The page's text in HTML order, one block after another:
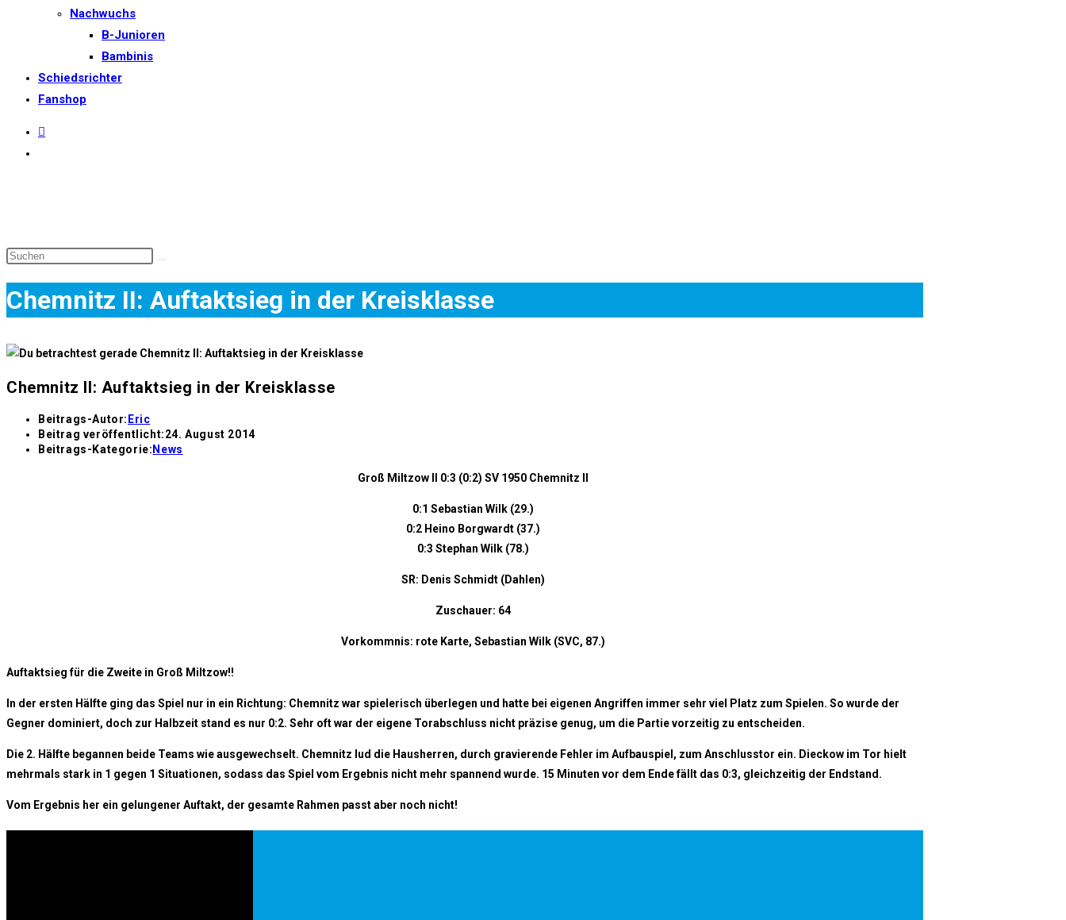
Nachwuchs
B-Junioren
Bambinis
Schiedsrichter
Fanshop
Chemnitz II: Auftaktsieg in der Kreisklasse
Chemnitz II: Auftaktsieg in der Kreisklasse
Beitrags-Autor: Eric
Beitrag veröffentlicht:24. August 2014
Beitrags-Kategorie: News
Groß Miltzow II 0:3 (0:2) SV 1950 Chemnitz II
0:1 Sebastian Wilk (29.)
0:2 Heino Borgwardt (37.)
0:3 Stephan Wilk (78.)
SR: Denis Schmidt (Dahlen)
Zuschauer: 64
Vorkommnis: rote Karte, Sebastian Wilk (SVC, 87.)
Auftaktsieg für die Zweite in Groß Miltzow!!
In der ersten Hälfte ging das Spiel nur in ein Richtung: Chemnitz war spielerisch überlegen und hatte bei eigenen Angriffen immer sehr viel Platz zum Spielen. So wurde der
Gegner dominiert, doch zur Halbzeit stand es nur 0:2. Sehr oft war der eigene Torabschluss nicht präzise genug, um die Partie vorzeitig zu entscheiden.
Die 2. Hälfte begannen beide Teams wie ausgewechselt. Chemnitz lud die Hausherren, durch gravierende Fehler im Aufbauspiel, zum Anschlusstor ein. Dieckow im Tor hielt
mehrmals stark in 1 gegen 1 Situationen, sodass das Spiel vom Ergebnis nicht mehr spannend wurde. 15 Minuten vor dem Ende fällt das 0:3, gleichzeitig der Endstand.
Vom Ergebnis her ein gelungener Auftakt, der gesamte Rahmen passt aber noch nicht!